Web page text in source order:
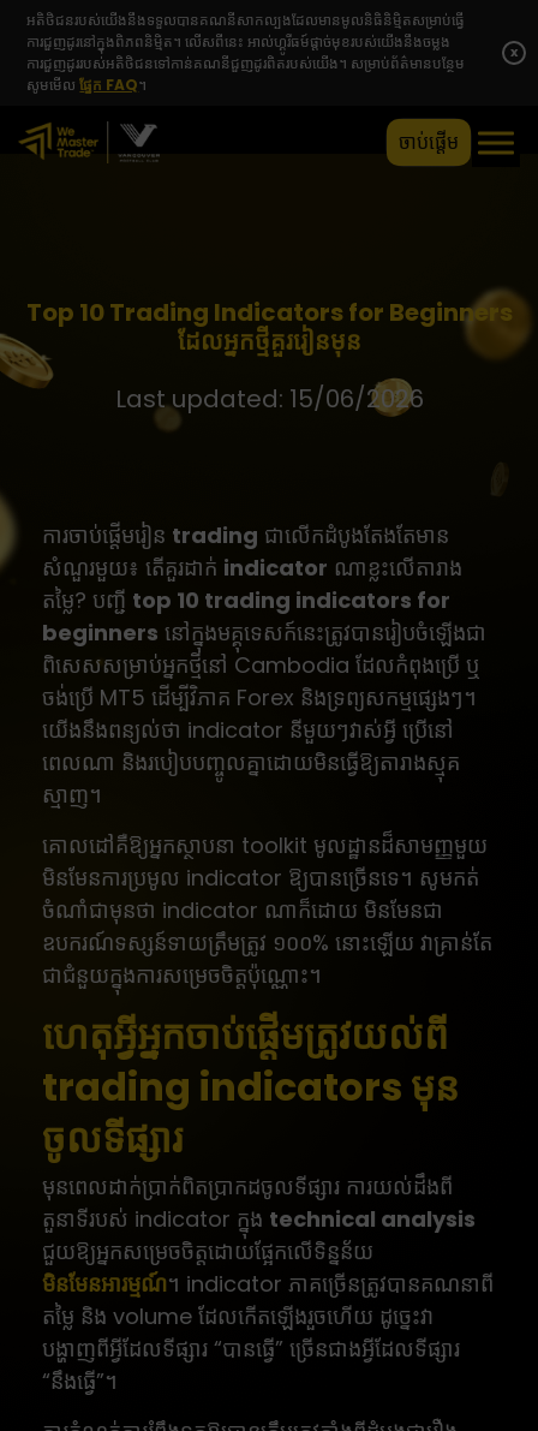
អតិថិជនរបស់យើងនឹងទទួលបានគណនីសាកល្បងដែលមានមូលនិធិនិម្មិតសម្រាប់ធ្វើ
ការជួញដូរនៅក្នុងពិភពនិម្មិត។ លើសពីនេះ អាល់ហ្គូរីធម៍ផ្តាច់មុខរបស់យើងនឹងចម្លង
ការជួញដូររបស់អតិថិជនទៅកាន់គណនីជួញដូរពិតរបស់យើង។ សម្រាប់ព័ត៌មានបន្ថែម
សូមមើលផ្នែក FAQ។
x
ចាប់ផ្តើម
Top 10 Trading Indicators for Beginners
ដែលអ្នកថ្មីគួររៀនមុន
Last updated: 15/06/2026
ការចាប់ផ្តើមរៀន trading ជាលើកដំបូងតែងតែមាន
សំណួរមួយ៖ តើគួរដាក់ indicator ណាខ្លះលើតារាង
តម្លៃ? បញ្ជី top 10 trading indicators for
beginners នៅក្នុងមគ្គុទេសក៍នេះត្រូវបានរៀបចំឡើងជា
ពិសេសសម្រាប់អ្នកថ្មីនៅ Cambodia ដែលកំពុងប្រើ ឬ
ចង់ប្រើ MT5 ដើម្បីវិភាគ Forex និងទ្រព្យសកម្មផ្សេងៗ។
យើងនឹងពន្យល់ថា indicator នីមួយៗវាស់អ្វី ប្រើនៅ
ពេលណា និងរបៀបបញ្ចូលគ្នាដោយមិនធ្វើឱ្យតារាងស្មុគ
ស្មាញ។
គោលដៅគឺឱ្យអ្នកស្ថាបនា toolkit មូលដ្ឋានដ៏សាមញ្ញមួយ
មិនមែនការប្រមូល indicator ឱ្យបានច្រើនទេ។ សូមកត់
ចំណាំជាមុនថា indicator ណាក៏ដោយ មិនមែនជា
ឧបករណ៍ទស្សន៍ទាយត្រឹមត្រូវ ១០០% នោះឡើយ វាគ្រាន់តែ
ជាជំនួយក្នុងការសម្រេចចិត្តប៉ុណ្ណោះ។
ហេតុអ្វីអ្នកចាប់ផ្តើមត្រូវយល់ពី
trading indicators មុន
ចូលទីផ្សារ
មុនពេលដាក់ប្រាក់ពិតប្រាកដចូលទីផ្សារ ការយល់ដឹងពី
តួនាទីរបស់ indicator ក្នុង technical analysis
ជួយឱ្យអ្នកសម្រេចចិត្តដោយផ្អែកលើទិន្នន័យ
មិនមែនអារម្មណ៍។ indicator ភាគច្រើនត្រូវបានគណនាពី
តម្លៃ និង volume ដែលកើតឡើងរួចហើយ ដូច្នេះវា
បង្ហាញពីអ្វីដែលទីផ្សារ “បានធ្វើ” ច្រើនជាងអ្វីដែលទីផ្សារ
“នឹងធ្វើ”។